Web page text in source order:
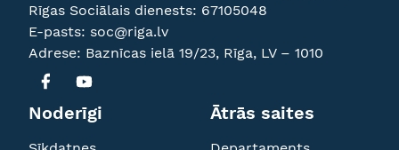
Rīgas Sociālais dienests: 67105048
E-pasts: soc@riga.lv
Adrese: Baznīcas ielā 19/23, Rīga, LV – 1010
Noderīgi Ātrās saites